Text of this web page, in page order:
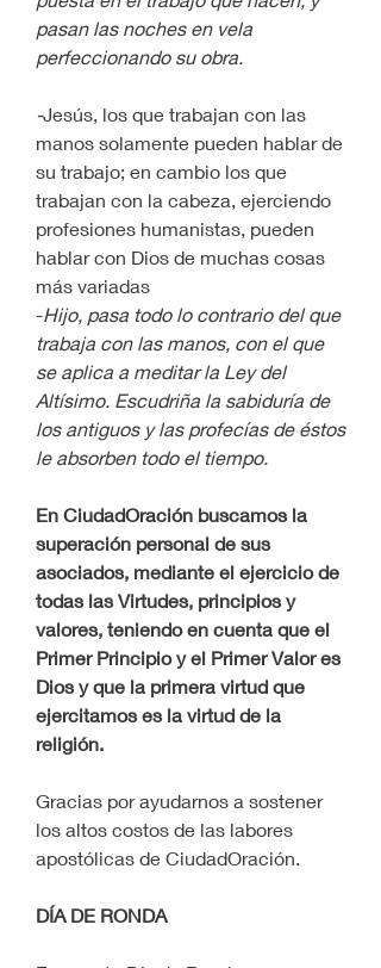
pasan las noches en vela
perfeccionando su obra.
-Jesús, los que trabajan con las
manos solamente pueden hablar de
su trabajo; en cambio los que
trabajan con la cabeza, ejerciendo
profesiones humanistas, pueden
hablar con Dios de muchas cosas
más variadas
-Hijo, pasa todo lo contrario del que
trabaja con las manos, con el que
se aplica a meditar la Ley del
Altísimo. Escudriña la sabiduría de
los antiguos y las profecías de éstos
le absorben todo el tiempo.
En CiudadOración buscamos la
superación personal de sus
asociados, mediante el ejercicio de
todas las Virtudes, principios y
valores, teniendo en cuenta que el
Primer Principio y el Primer Valor es
Dios y que la primera virtud que
ejercitamos es la virtud de la
religión.
Gracias por ayudarnos a sostener
los altos costos de las labores
apostólicas de CiudadOración.
DÍA DE RONDA